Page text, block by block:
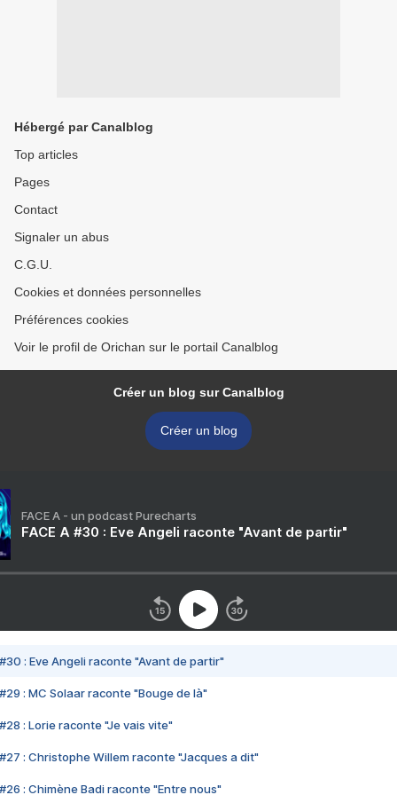
Hébergé par Canalblog
Top articles
Pages
Contact
Signaler un abus
C.G.U.
Cookies et données personnelles
Préférences cookies
Voir le profil de Orichan sur le portail Canalblog
Créer un blog sur Canalblog
Créer un blog
FACE A - un podcast Purecharts
FACE A #30 : Eve Angeli raconte "Avant de partir"
#30 : Eve Angeli raconte "Avant de partir"
#29 : MC Solaar raconte "Bouge de là"
#28 : Lorie raconte "Je vais vite"
#27 : Christophe Willem raconte "Jacques a dit"
#26 : Chimène Badi raconte "Entre nous"